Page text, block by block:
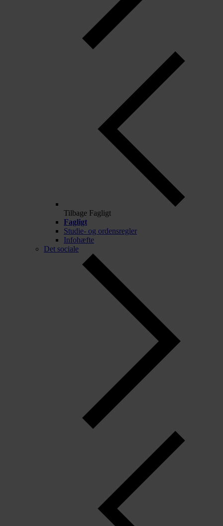
Tilbage Fagligt
Fagligt
Studie- og ordensregler
Infohæfte
Det sociale